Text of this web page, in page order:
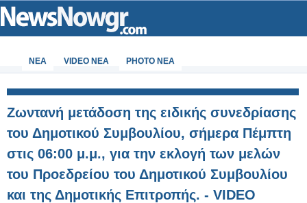
ΝΕΑ VIDEO NEA PHOTO NEA
Ζωντανή μετάδοση της ειδικής συνεδρίασης
του Δημοτικού Συμβουλίου, σήμερα Πέμπτη
στις 06:00 μ.μ., για την εκλογή των μελών
του Προεδρείου του Δημοτικού Συμβουλίου
και της Δημοτικής Επιτροπής. - VIDEO